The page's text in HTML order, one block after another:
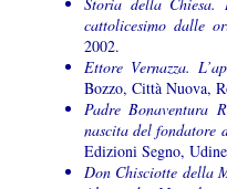
cattolicesimo dalle
2002.
Ettore Vernazza.
Bozzo, Città Nuova,
Padre Bonaventura
nascita del fondatore
Edizioni Segno,
Don Chisciotte della